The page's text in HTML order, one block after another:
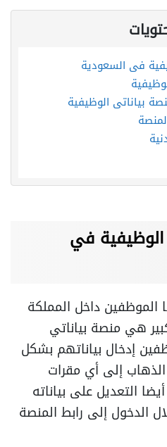
في السعودية
بياناتي الوظيفية
الوظيفية في
الموظفين داخل المملكة
هي منصة بياناتي
إدخال بياناتهم بشكل
إلى أي مقرات
التعديل على بياناته
الدخول إلى رابط المنصة